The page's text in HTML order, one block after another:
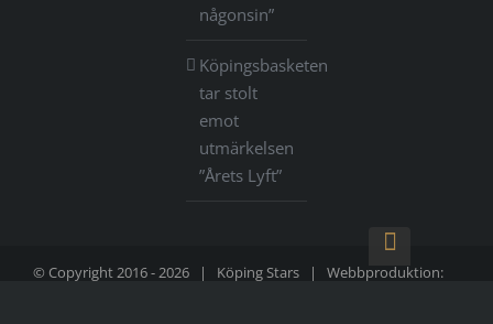
någonsin”
Köpingsbasketen
tar stolt
emot
utmärkelsen
”Årets Lyft”
© Copyright 2016 -2026 | Köping Stars | Webbproduktion:
Gå
starten